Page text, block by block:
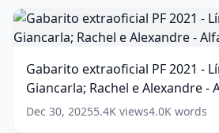
-
AlfaCon
(11
words)
Gabarito
extraoficial
PF
Líng.
Portuguesa
Gabarito extraoficial PF 2021 -
Giancarla; Rachel e Alexandre -
Dec 30, 20255.4K views4.0K words